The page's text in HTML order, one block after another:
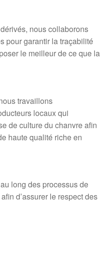
nous collaborons
pour garantir la traçabilité
le meilleur de ce que la
travaillons
locaux qui
de culture du chanvre afin
haute qualité riche en
long des processus de
d’assurer le respect des